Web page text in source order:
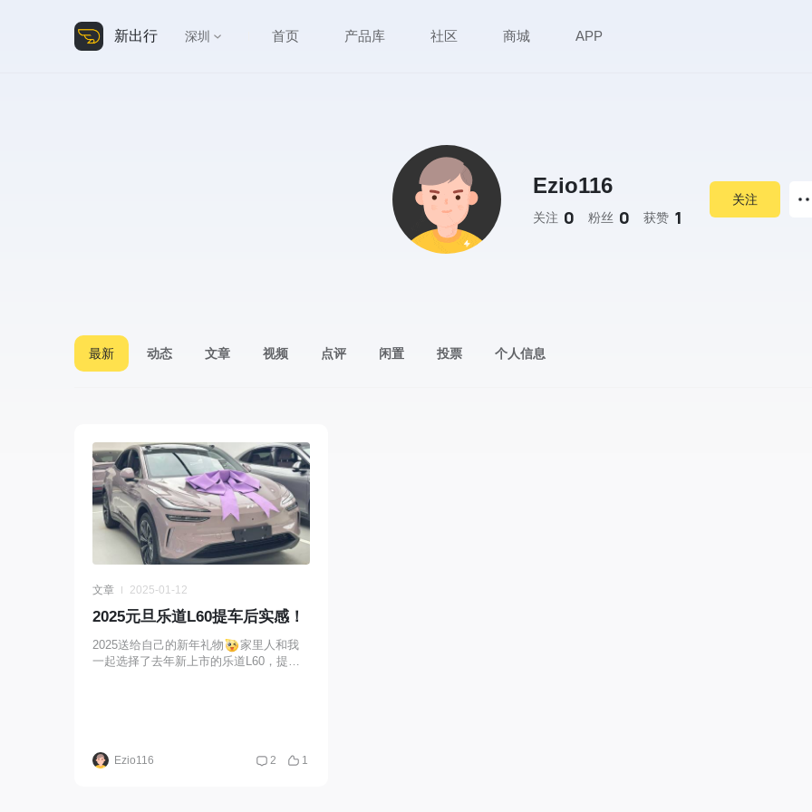
新出行 深圳 首页 产品库 社区 商城 APP
Ezio116
关注 0 粉丝 0 获赞 1
关注
最新 动态 文章 视频 点评 闲置 投票 个人信息
文章 2025-01-12
2025元旦乐道L60提车后实感！
2025送给自己的新年礼物
家里人和我
一起选择了去年新上市的乐道L60，提车
Ezio116 2 1